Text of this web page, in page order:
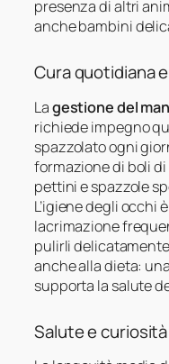
presenza di altri
anche bambini
Cura quotidiana
Lagestione del
richiede impegno
spazzolato ogni
formazione di boli di
pettini e spazzole
L’igiene degli
lacrimazione
pulirli
anche alla dieta:
supporta la salute
Salute e